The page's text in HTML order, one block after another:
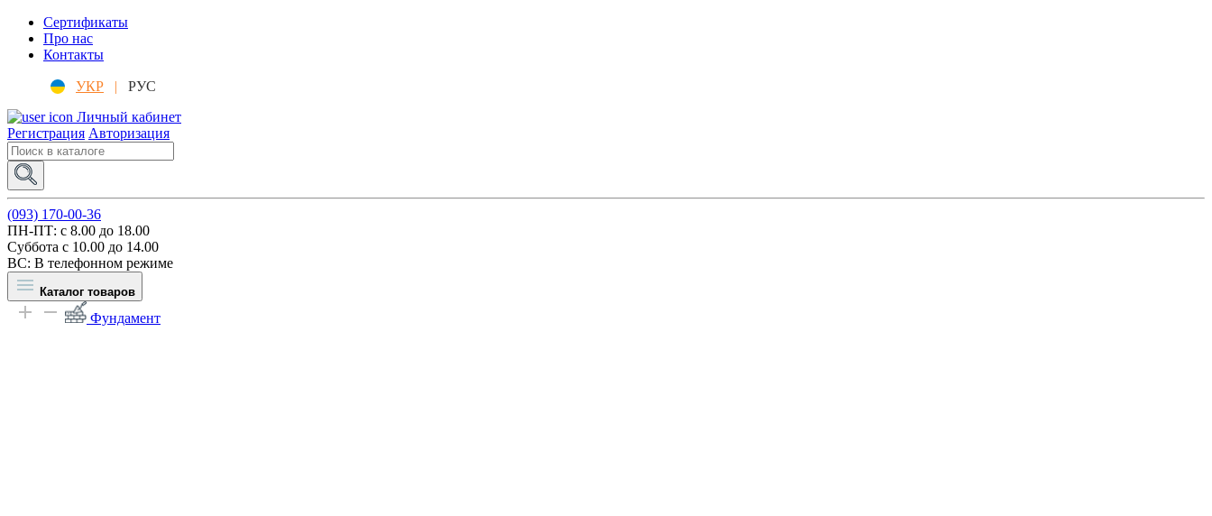
Сертификаты
Про нас
Контакты
УКР |
РУС
Личный кабинет
Регистрация Авторизация
(093) 170-00-36
ПН-ПТ: c 8.00 до 18.00
Суббота с 10.00 до 14.00
ВС: В телефонном режиме
Каталог товаров
Фундамент